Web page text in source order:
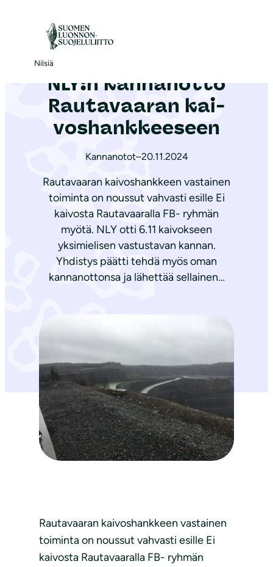
Nilsiä
Etusivu|Ajankohtaista
NLY:n kannanotto
Rautavaaran kai­
vos­hank­kee­seen
Kannanotot–20.11.2024
Rautavaaran kaivoshankkeen vastainen
toiminta on noussut vahvasti esille Ei
kaivosta Rautavaaralla FB- ryhmän
myötä. NLY otti 6.11 kaivokseen
yksimielisen vastustavan kannan.
Yhdistys päätti tehdä myös oman
kannanottonsa ja lähettää sellainen…
Rautavaaran kaivoshankkeen vastainen
toiminta on noussut vahvasti esille Ei
kaivosta Rautavaaralla FB- ryhmän